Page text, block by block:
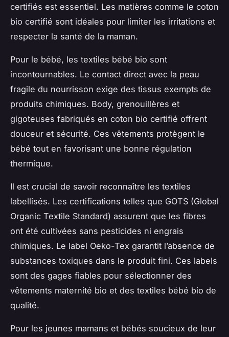
certifiés est essentiel. Les matières comme le coton
bio certifié sont idéales pour limiter les irritations et
respecter la santé de la maman.
Pour le bébé, les textiles bébé bio sont
incontournables. Le contact direct avec la peau
fragile du nourrisson exige des tissus exempts de
produits chimiques. Body, grenouillères et
gigoteuses fabriqués en coton bio certifié offrent
douceur et sécurité. Ces vêtements protègent le
bébé tout en favorisant une bonne régulation
thermique.
Il est crucial de savoir reconnaître les textiles
labellisés. Les certifications telles que GOTS (Global
Organic Textile Standard) assurent que les fibres
ont été cultivées sans pesticides ni engrais
chimiques. Le label Oeko-Tex garantit l’absence de
substances toxiques dans le produit fini. Ces labels
sont des gages fiables pour sélectionner des
vêtements maternité bio et des textiles bébé bio de
qualité.
Pour les jeunes mamans et bébés soucieux de leur